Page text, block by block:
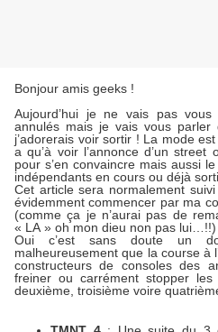
Bonjour amis geeks !
Aujourd’hui je ne vais pas
annulés mais je vais vous
j’adorerais voir sortir ! La mode
a qu’à voir l’annonce d’un
pour s’en convaincre mais aussi
indépendants en cours ou déjà
Cet article sera normalement suivi
évidemment commencer par ma
(comme ça je n’aurai pas de
« LA » oh mon dieu non pas lui…!!)
Oui c’est sans doute un
malheureusement que la course à
constructeurs de consoles des
freiner ou carrément stopper
deuxième, troisième voire